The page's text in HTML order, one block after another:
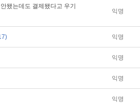
됐는데도 결제됐다고 우기
익명
익명
익명
익명
익명